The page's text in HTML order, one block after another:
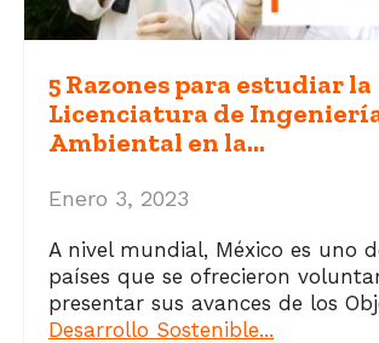
5 Razones para estudiar la
Licenciatura de
Ambiental en la...
Enero 3, 2023
A nivel mundial, México es uno
países que se ofrecieron
presentar sus avances de los
Desarrollo Sostenible...